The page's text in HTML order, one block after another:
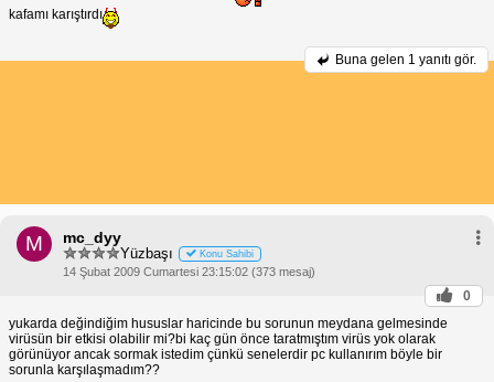
kafamı karıştırdı
Buna gelen 1 yanıtı gör.
M mc_dyy
Yüzbaşı Konu Sahibi
14 Şubat 2009 Cumartesi 23:15:02 (373 mesaj)
0
yukarda değindiğim hususlar haricinde bu sorunun meydana gelmesinde
virüsün bir etkisi olabilir mi?bi kaç gün önce taratmıştım virüs yok olarak
görünüyor ancak sormak istedim çünkü senelerdir pc kullanırım böyle bir
sorunla karşılaşmadım??